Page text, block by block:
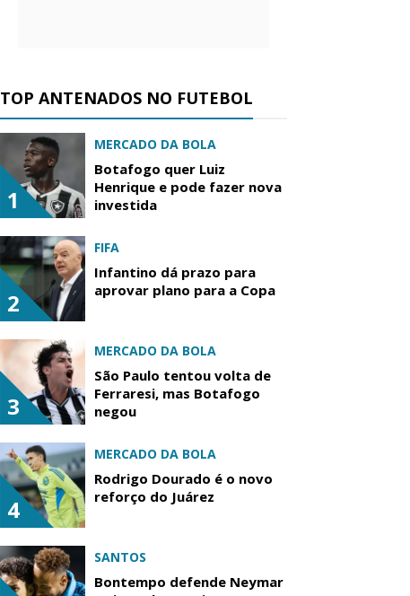
TOP ANTENADOS NO FUTEBOL
1
MERCADO DA BOLA
Botafogo quer Luiz
Henrique e pode fazer nova
investida
2
FIFA
Infantino dá prazo para
aprovar plano para a Copa
3
MERCADO DA BOLA
São Paulo tentou volta de
Ferraresi, mas Botafogo
negou
4
MERCADO DA BOLA
Rodrigo Dourado é o novo
reforço do Juárez
SANTOS
Bontempo defende Neymar